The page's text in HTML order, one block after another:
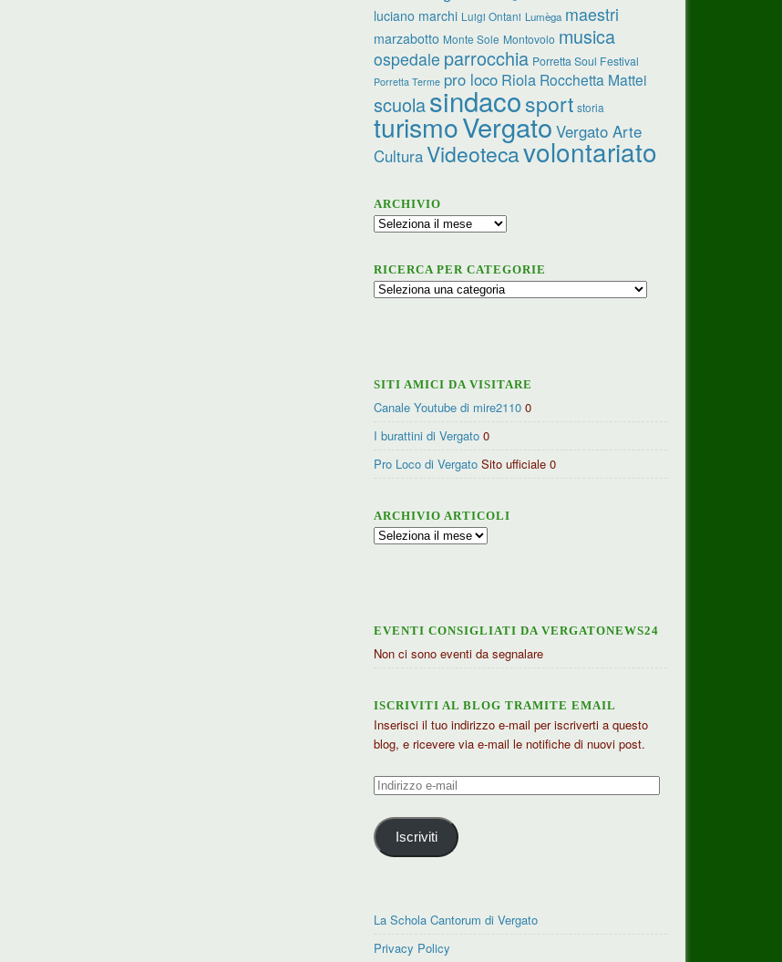
luciano marchi Luigi Ontani Lumèga maestri
marzabotto Monte Sole Montovolo musica
ospedale parrocchia Porretta Soul Festival
Porretta Terme pro loco Riola Rocchetta Mattei
scuolasindacosport storia
turismoVergato Vergato Arte
CulturaVideotecavolontariato
ARCHIVIO
Archivio
RICERCA PER CATEGORIE
Ricerca
SITI AMICI DA VISITARE
Canale Youtube di mire2110 0
I burattini di Vergato 0
Pro Loco di Vergato Sito ufficiale 0
ARCHIVIO ARTICOLI
Archivio
EVENTI CONSIGLIATI DA VERGATONEWS24
Non ci sono eventi da segnalare
ISCRIVITI AL BLOG TRAMITE EMAIL
Inserisci il tuo indirizzo e-mail per iscriverti a questo
blog, e ricevere via e-mail le notifiche di nuovi post.
Indirizzo
mail
Iscriviti
La Schola Cantorum di Vergato
Privacy Policy